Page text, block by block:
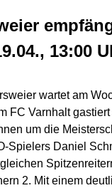
13:00
wartet am
FC Varnhalt
um die
Spielers Daniel
2. Mit einem